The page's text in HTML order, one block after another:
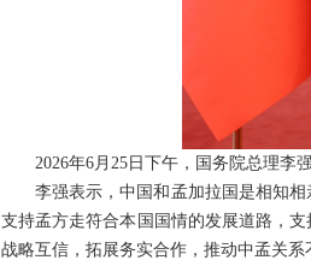
2026年6月25日下午，国务院总理李
李强表示，中国和孟加拉国是相知
支持孟方走符合本国国情的发展道路，
战略互信，拓展务实合作，推动中孟关系